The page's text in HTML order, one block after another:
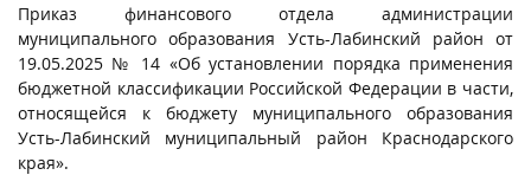
Приказ финансового отдела администрации
муниципального образования Усть-Лабинский район от
19.05.2025 № 14 «Об установлении порядка применения
бюджетной классификации Российской Федерации в части,
относящейся к бюджету муниципального образования
Усть-Лабинский муниципальный район Краснодарского
края».